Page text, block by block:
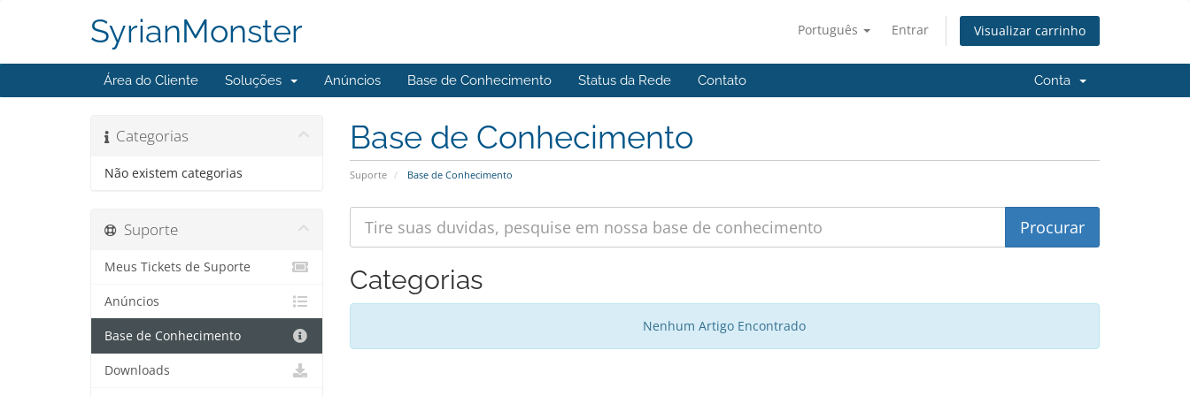
Português Entrar Visualizar carrinho
SyrianMonster
Área do Cliente Soluções Anúncios Base de Conhecimento Status da Rede Contato Conta
Base de Conhecimento
Suporte Base de Conhecimento
Categorias
Não existem categorias
Categorias
Nenhum Artigo Encontrado
Suporte
Meus Tickets de Suporte
Anúncios
Base de Conhecimento
Downloads